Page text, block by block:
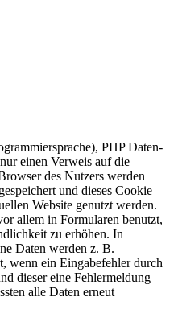
PHP Daten-
einen Verweis auf die
des Nutzers werden
und dieses Cookie
Website genutzt werden.
allem in Formularen benutzt,
zu erhöhen. In
Daten werden z. B.
wenn ein Eingabefehler durch
dieser eine Fehlermeldung
alle Daten erneut